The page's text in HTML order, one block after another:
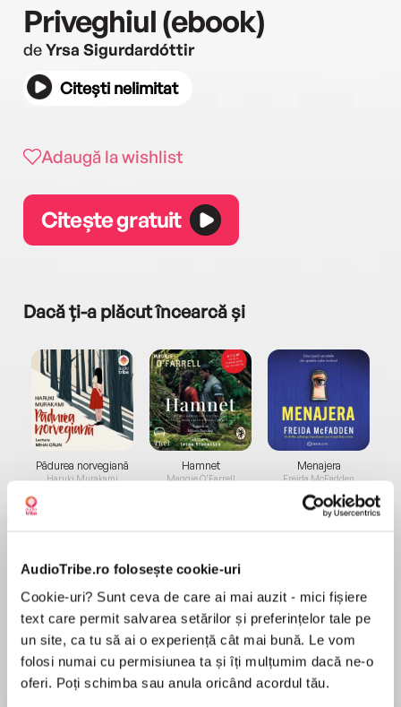
AudioTribe.ro folosește cookie-uri
Cookie-uri? Sunt ceva de care ai mai auzit - mici fișiere
text care permit salvarea setărilor și preferințelor tale pe
un site, ca tu să ai o experiență cât mai bună. Le vom
folosi numai cu permisiunea ta și îți mulțumim dacă ne-o
oferi. Poți schimba sau anula oricând acordul tău.
Priveghiul (ebook)
deYrsa Sigurdardóttir
Citești nelimitat
Adaugă la wishlist
Citește gratuit
Dacă ți-a plăcut încearcă și
Pădurea norvegiană
Haruki Murakami
Elita de Argint (Elita
de...
Dani Francis
Hamnet
Maggie O'Farrell
Diavolul se îmbracă de
la...
Lauren Weisberger
Menajera
Freida McFadden
Migdală
Sohn Won-pyung